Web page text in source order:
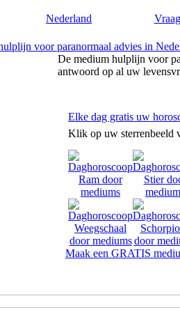
Nederland
De medium hulplijn voor
antwoord op al uw
Elke dag gratis uw
Klik op uw sterrenbeeld
Maak een GRATIS